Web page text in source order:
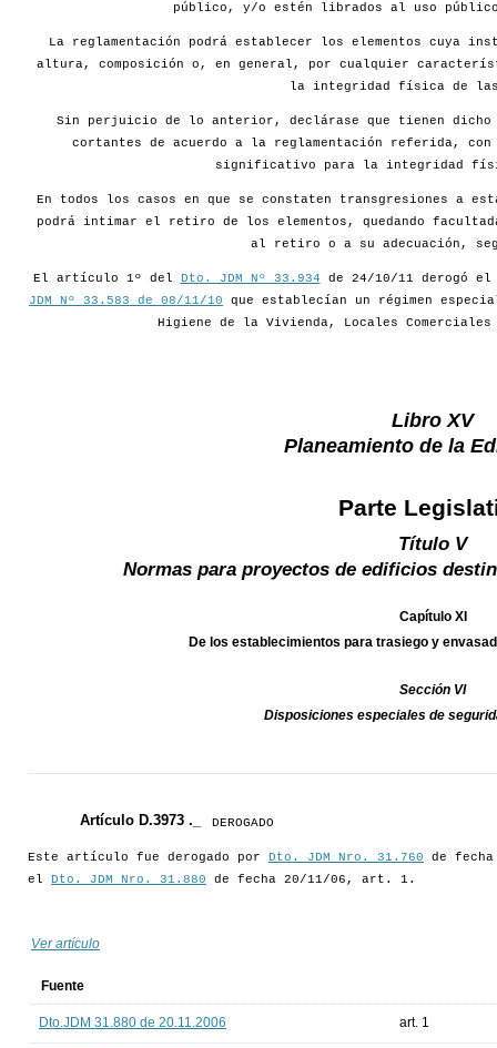
público, y/o estén librados al uso
La reglamentación podrá establecer los elementos cuya
altura, composición o, en general, por cualquier
la integridad física de las
Sin perjuicio de lo anterior, declárase que tienen dicho
cortantes de acuerdo a la reglamentación referida,
significativo para la integridad
En todos los casos en que se constaten transgresiones a
podrá intimar el retiro de los elementos, quedando
al retiro o a su adecuación,
El artículo 1º del Dto. JDM Nº 33.934 de 24/10/11 derogó
JDM Nº 33.583 de 08/11/10 que establecían un régimen
Higiene de la Vivienda, Locales
Libro XV
Planeamiento de la
Parte
Título V
Normas para proyectos de edificios
Capítulo XI
De los establecimientos para trasiego y
Sección VI
Disposiciones especiales de
Artículo D.3973 ._ DEROGADO
Este artículo fue derogado por Dto. JDM Nro. 31.760 de
el
Dto. JDM Nro. 31.880 de fecha 20/11/06, art. 1.
Ver artículo
Fuente
Dto.JDM 31.880 de 20.11.2006 art. 1